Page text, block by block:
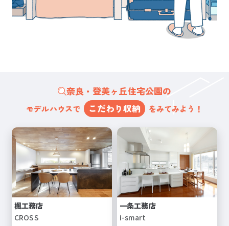
奈良・登美ヶ丘住宅公園の
モデルハウスで こだわり収納 をみてみよう！
楓工務店
CROSS
一条工務店
i-smart